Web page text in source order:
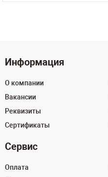
Информация
О компании
Вакансии
Реквизиты
Сертификаты
Сервис
Оплата